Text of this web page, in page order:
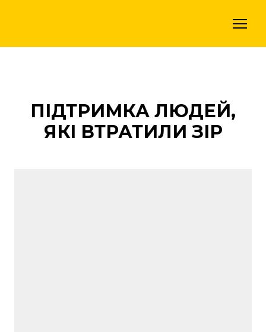
ПІДТРИМКА ЛЮДЕЙ,
ЯКІ ВТРАТИЛИ ЗІР